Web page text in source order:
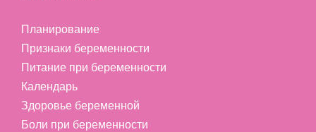
Планирование
Признаки беременности
Питание при беременности
Календарь
Здоровье беременной
Боли при беременности